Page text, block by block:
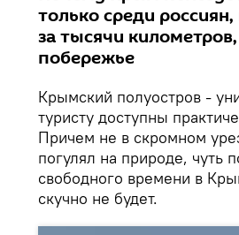
только среди
за тысячи
побережье
Крымский полуостров -
туристу доступны
Причем не в скромном
погулял на природе, чуть
свободного времени в
скучно не будет.